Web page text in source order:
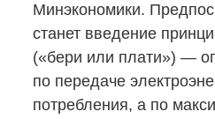
Минэкономики.
станет введение
(«бери или плати») —
по передаче
потребления, а по